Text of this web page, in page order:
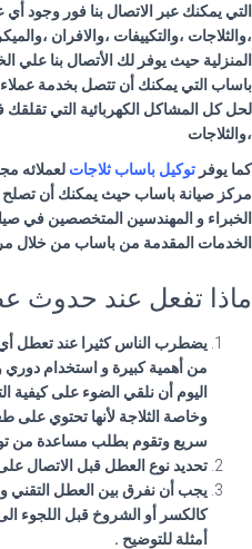
التي يمكنك عبر الاتصال بنا فور وجود
،والثلاجات ،والتكييفات ،والافران
المنزلية حيث يوفر لك الأتصال بنا
باساب التي يمكنك أن تتصل بخدمة
لحل كل المشاكل الكهربائية التي
،والثلاجات
كما يوفر توكيل باساب ثلاجات لعملائه
مركز صيانة باساب حيث يمكنك أن تصلح
الخبراء و المهندسين المتخصصين في
الخدمات المقدمة من باساب من خلال
ماذا تفعل عند حدوث
يضطرب الناس كثيرا عند تعطل أي
من أهمية كبيرة و استخدام دوري
اليوم أن نلقي الضوء على
وخاصة الثلاجة لأنها تحتوي
سريع وتقوم بطلب مساعدة من
تحديد نوع العطل قبل الاتصال
يجب أن نفرق بين العطل التقني
كالكسر أو الشروخ قبل اللجوء
أمثلة للتوضيح .